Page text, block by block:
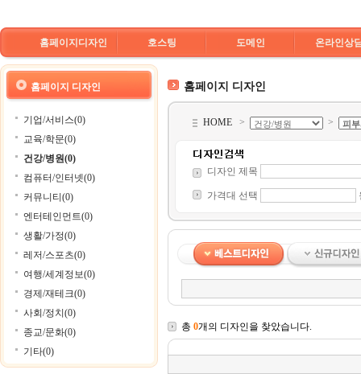
홈페이지디자인 호스팅 도메인 온라인상
홈페이지 디자인
기업/서비스(0)
교육/학문(0)
건강/병원(0)
컴퓨터/인터넷(0)
커뮤니티(0)
엔터테인먼트(0)
생활/가정(0)
레저/스포츠(0)
여행/세계정보(0)
경제/재테크(0)
사회/정치(0)
종교/문화(0)
기타(0)
홈페이지 디자인
HOME > >
디자인 제목
가격대 선택
총 0개의 디자인을 찾았습니다.